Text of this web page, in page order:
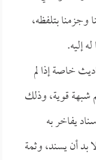
وجزمنا بتلفظه،
إليه.
خاصة إذا لم
شبهة قوية، وذلك
يفاخر به
أن يسند، وثمة